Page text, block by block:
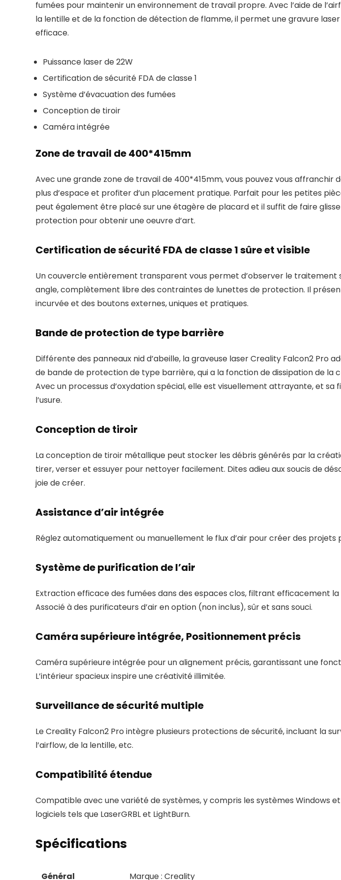
fumées pour maintenir un environnement de travail propre. Avec l’aide de
la lentille et de la fonction de détection de flamme, il permet une gravure
efficace.
Puissance laser de 22W
Certification de sécurité FDA de classe 1
Système d’évacuation des fumées
Conception de tiroir
Caméra intégrée
Zone de travail de 400*415mm
Avec une grande zone de travail de 400*415mm, vous pouvez vous affranchir
plus d’espace et profiter d’un placement pratique. Parfait pour les petites
peut également être placé sur une étagère de placard et il suffit de faire
protection pour obtenir une oeuvre d’art.
Certification de sécurité FDA de classe 1 sûre et visible
Un couvercle entièrement transparent vous permet d’observer le traitement
angle, complètement libre des contraintes de lunettes de protection. Il
incurvée et des boutons externes, uniques et pratiques.
Bande de protection de type barrière
Différente des panneaux nid d’abeille, la graveuse laser Creality Falcon2 Pro
de bande de protection de type barrière, qui a la fonction de dissipation de la
Avec un processus d’oxydation spécial, elle est visuellement attrayante, et sa
l’usure.
Conception de tiroir
La conception de tiroir métallique peut stocker les débris générés par la
tirer, verser et essuyer pour nettoyer facilement. Dites adieu aux soucis de
joie de créer.
Assistance d’air intégrée
Réglez automatiquement ou manuellement le flux d’air pour créer des projets
Système de purification de l’air
Extraction efficace des fumées dans des espaces clos, filtrant efficacement la
Associé à des purificateurs d’air en option (non inclus), sûr et sans souci.
Caméra supérieure intégrée, Positionnement précis
Caméra supérieure intégrée pour un alignement précis, garantissant une
L’intérieur spacieux inspire une créativité illimitée.
Surveillance de sécurité multiple
Le Creality Falcon2 Pro intègre plusieurs protections de sécurité, incluant la
l’airflow, de la lentille, etc.
Compatibilité étendue
Compatible avec une variété de systèmes, y compris les systèmes Windows
logiciels tels que LaserGRBL et LightBurn.
Spécifications
Général
Marque : Creality